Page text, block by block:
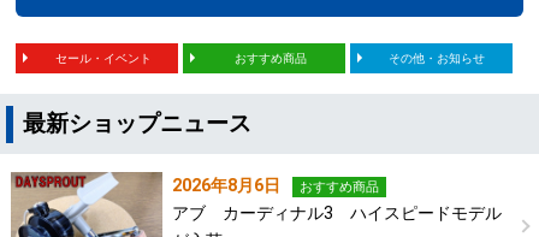
セール・イベント おすすめ商品 その他・お知らせ
最新ショップニュース
2026年8月6日 おすすめ商品
アブ カーディナル3 ハイスピードモデル